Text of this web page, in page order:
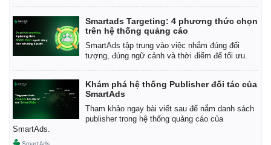
Smartads Targeting: 4 phương thức chọn
trên hệ thống quảng cáo
SmartAds tập trung vào việc nhắm đúng đối
tượng, đúng ngữ cảnh và thời điểm để tối ưu.
Khám phá hệ thống Publisher đối tác của
SmartAds
Tham khảo ngay bài viết sau để nắm danh sách
publisher trong hệ thống quảng cáo của
SmartAds.